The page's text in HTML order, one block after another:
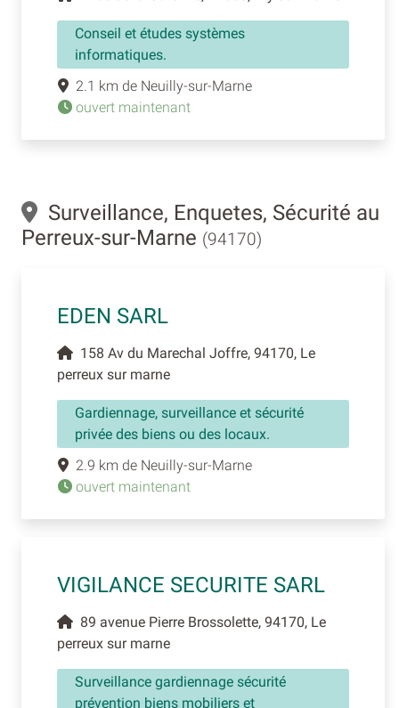
Conseil et études systèmes
informatiques.
2.1 km de Neuilly-sur-Marne
ouvert maintenant
Surveillance, Enquetes, Sécurité au
Perreux-sur-Marne (94170)
EDEN SARL
158 Av du Marechal Joffre, 94170, Le
perreux sur marne
Gardiennage, surveillance et sécurité
privée des biens ou des locaux.
2.9 km de Neuilly-sur-Marne
ouvert maintenant
VIGILANCE SECURITE SARL
89 avenue Pierre Brossolette, 94170, Le
perreux sur marne
Surveillance gardiennage sécurité
prévention biens mobiliers et